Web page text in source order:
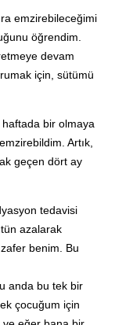
emzirebileceğimi
öğrendim.
devam
için, sütümü
bir olmaya
Artık,
geçen dört ay
tedavisi
azalarak
benim. Bu
anda bu tek bir
çocuğum için